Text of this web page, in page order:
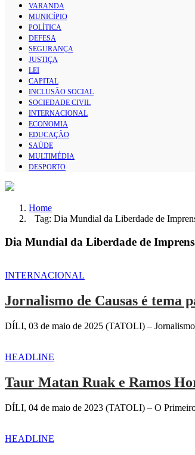
VARANDA
MUNICÍPIO
POLÍTICA
DEFESA
SEGURANÇA
JUSTIÇA
LEI
CAPITAL
INCLUSÃO SOCIAL
SOCIEDADE CIVIL
INTERNACIONAL
ECONOMIA
EDUCAÇÃO
SAÚDE
MULTIMÉDIA
DESPORTO
Home
Tag: Dia Mundial da Liberdade de
Dia Mundial da Liberdade de
INTERNACIONAL
Jornalismo de Causas é tema
DÍLI, 03 de maio de 2025 (TATOLI) – Jornalismo
HEADLINE
Taur Matan Ruak e Ramos
DÍLI, 04 de maio de 2023 (TATOLI) – O
HEADLINE